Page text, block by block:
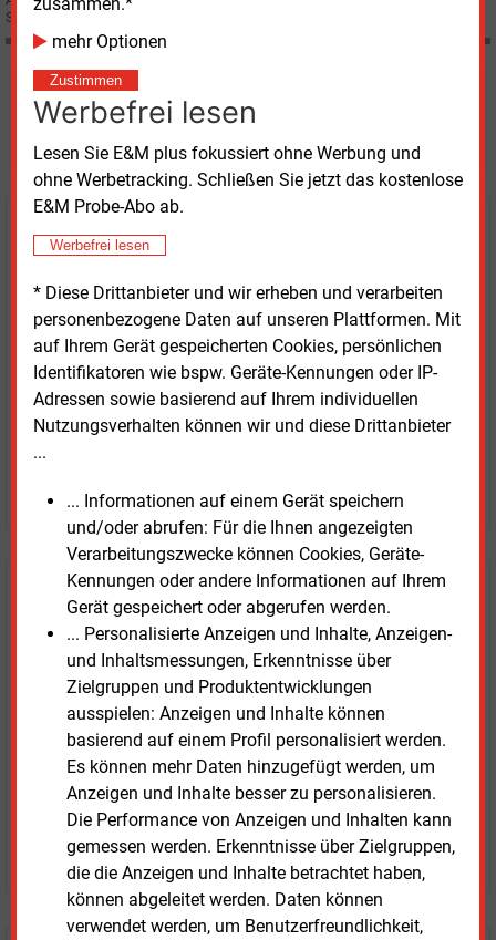
mehr Optionen
Zustimmen
Werbefrei lesen
Lesen Sie E&M plus fokussiert ohne Werbung und
ohne Werbetracking. Schließen Sie jetzt das kostenlose
E&M Probe-Abo ab.
Werbefrei lesen
* Diese Drittanbieter und wir erheben und verarbeiten
personenbezogene Daten auf unseren Plattformen. Mit
auf Ihrem Gerät gespeicherten Cookies, persönlichen
Identifikatoren wie bspw. Geräte-Kennungen oder IP-
Adressen sowie basierend auf Ihrem individuellen
Nutzungsverhalten können wir und diese Drittanbieter
...
... Informationen auf einem Gerät speichern
und/oder abrufen: Für die Ihnen angezeigten
Verarbeitungszwecke können Cookies, Geräte-
Kennungen oder andere Informationen auf Ihrem
Gerät gespeichert oder abgerufen werden.
... Personalisierte Anzeigen und Inhalte, Anzeigen-
und Inhaltsmessungen, Erkenntnisse über
Zielgruppen und Produktentwicklungen
ausspielen: Anzeigen und Inhalte können
basierend auf einem Profil personalisiert werden.
Es können mehr Daten hinzugefügt werden, um
Anzeigen und Inhalte besser zu personalisieren.
Die Performance von Anzeigen und Inhalten kann
gemessen werden. Erkenntnisse über Zielgruppen,
die die Anzeigen und Inhalte betrachtet haben,
können abgeleitet werden. Daten können
verwendet werden, um Benutzerfreundlichkeit,
Stromhandels.
Möchten Sie diese und
weitere Nachrichten lesen?
Kaufen Sie den Artikel
erhalten Sie sofort diesen redaktionellen Beitrag für
nur €2.98
Testen SieE&M
kostenlos und
unverbindlich
Zwei Wochen kostenfreier Zugang
Zugang auf stündlich aktualisierte Nachrichten mit
Prognose- und Marktdaten
+ einmal täglich E&M daily
+ zwei Ausgaben der Zeitung E&M
ohne automatische Verlängerung
JETZT KOSTENLOS TESTEN